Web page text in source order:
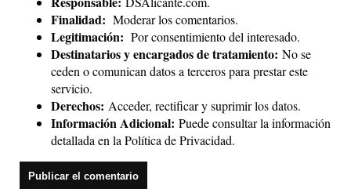
Finalidad: Moderar los comentarios.
Legitimación: Por consentimiento del interesado.
Destinatarios y encargados de tratamiento: No se
ceden o comunican datos a terceros para prestar este
servicio.
Derechos: Acceder, rectificar y suprimir los datos.
Información Adicional: Puede consultar la información
detallada en la Política de Privacidad.